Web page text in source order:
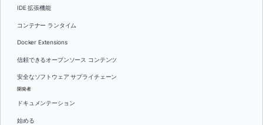
IDE 拡張機能
コンテナー ランタイム
Docker Extensions
信頼できるオープンソース コンテンツ
安全なソフトウェア サプライチェーン
開発者
ドキュメンテーション
始める